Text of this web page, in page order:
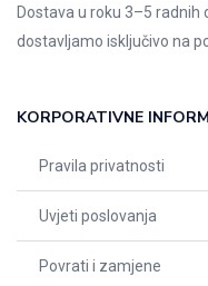
Dostava u roku 3–5
dostavljamo isključivo na
KORPORATIVNE
Pravila privatnosti
Uvjeti poslovanja
Povrati i zamjene